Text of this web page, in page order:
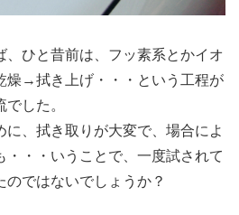
、ひと昔前は、フッ素系とかイオ
燥→拭き上げ・・・という工程が
した。
、拭き取りが大変で、場合によ
・・・いうことで、一度試されて
ではないでしょうか？